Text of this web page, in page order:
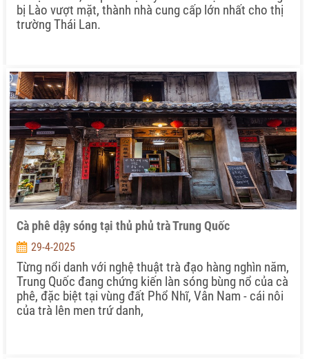
bị Lào vượt mặt, thành nhà cung cấp lớn nhất cho thị
trường Thái Lan.
Cà phê dậy sóng tại thủ phủ trà Trung Quốc
29-4-2025
Từng nổi danh với nghệ thuật trà đạo hàng nghìn năm,
Trung Quốc đang chứng kiến làn sóng bùng nổ của cà
phê, đặc biệt tại vùng đất Phổ Nhĩ, Vân Nam - cái nôi
của trà lên men trứ danh,